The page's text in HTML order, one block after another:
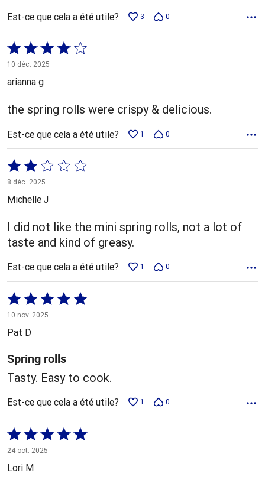
Est-ce que cela a été utile? 3 0
Coté
4 sur
10 déc. 2025
arianna g
the spring rolls were crispy & delicious.
Est-ce que cela a été utile? 1 0
Coté
2 sur
5
8 déc. 2025
Michelle J
I did not like the mini spring rolls, not a lot of
taste and kind of greasy.
Est-ce que cela a été utile? 1 0
Coté
5 sur
5
10 nov. 2025
Pat D
Spring rolls
Tasty. Easy to cook.
Est-ce que cela a été utile? 1 0
Coté
5 sur
5
24 oct. 2025
Lori M